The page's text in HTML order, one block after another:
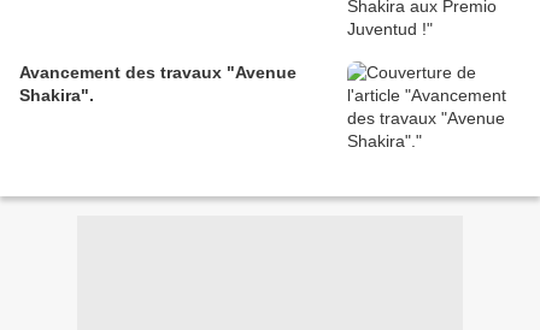
Avancement des travaux "Avenue
Shakira".